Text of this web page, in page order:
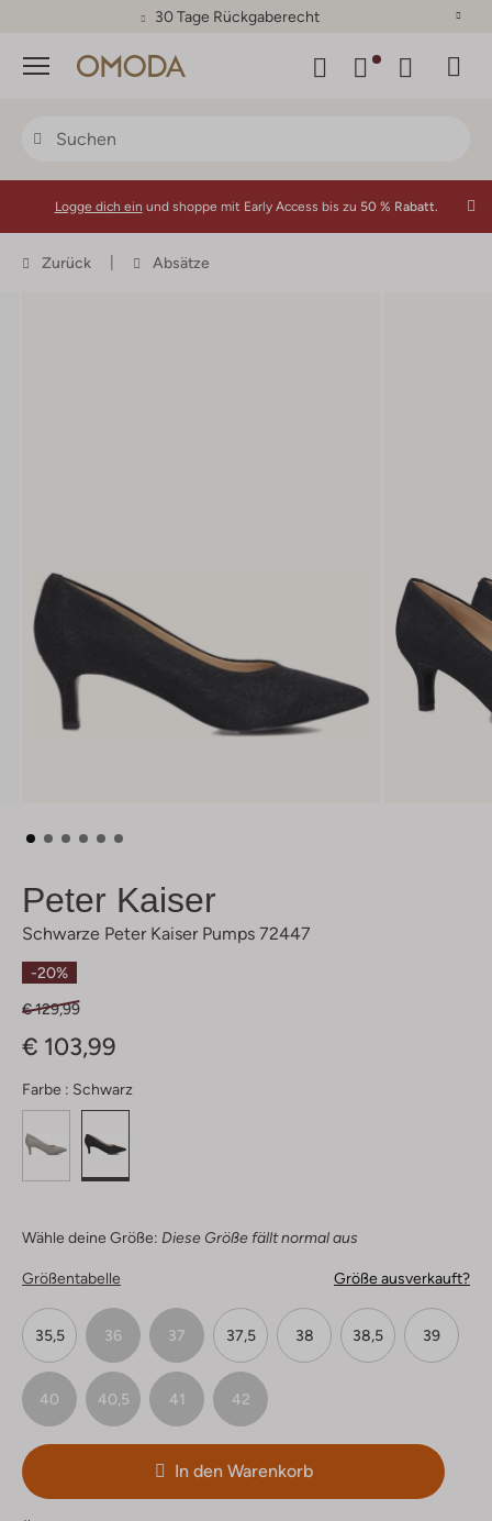
30 Tage Rückgaberecht
Menü
Logge dich ein und shoppe mit Early Access bis zu 50 % Rabatt.
Zurück Absätze
Peter Kaiser
Schwarze Peter Kaiser Pumps 72447
-20%
€ 129,99
€ 103,99
Farbe : Schwarz
Wähle deine Größe: Diese Größe fällt normal aus
Größentabelle Größe ausverkauft?
35,5 36 37 37,5 38 38,5 39
40 40,5 41 42
In den Warenkorb